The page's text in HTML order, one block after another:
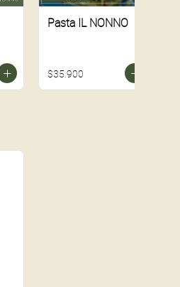
Pasta IL NONNO
$35.900